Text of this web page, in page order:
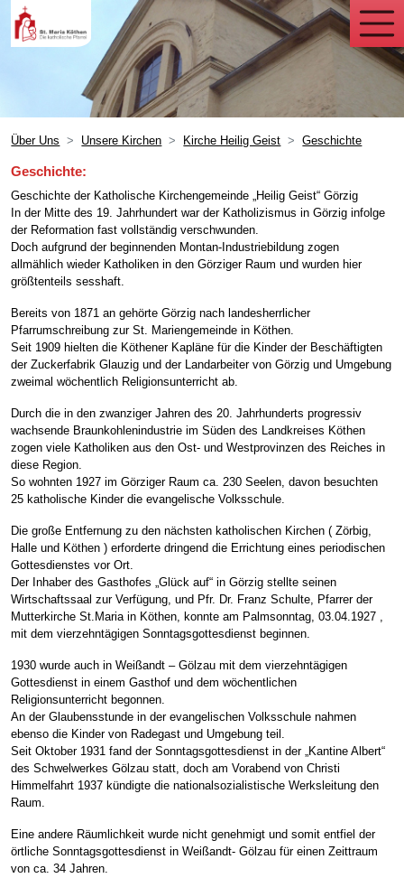
Über Uns Unsere Kirchen Kirche Heilig Geist Geschichte
Geschichte:
Geschichte der Katholische Kirchengemeinde „Heilig Geist“ Görzig
In der Mitte des 19. Jahrhundert war der Katholizismus in Görzig infolge
der Reformation fast vollständig verschwunden.
Doch aufgrund der beginnenden Montan-Industriebildung zogen
allmählich wieder Katholiken in den Görziger Raum und wurden hier
größtenteils sesshaft.
Bereits von 1871 an gehörte Görzig nach landesherrlicher
Pfarrumschreibung zur St. Mariengemeinde in Köthen.
Seit 1909 hielten die Köthener Kapläne für die Kinder der Beschäftigten
der Zuckerfabrik Glauzig und der Landarbeiter von Görzig und Umgebung
zweimal wöchentlich Religionsunterricht ab.
Durch die in den zwanziger Jahren des 20. Jahrhunderts progressiv
wachsende Braunkohlenindustrie im Süden des Landkreises Köthen
zogen viele Katholiken aus den Ost- und Westprovinzen des Reiches in
diese Region.
So wohnten 1927 im Görziger Raum ca. 230 Seelen, davon besuchten
25 katholische Kinder die evangelische Volksschule.
Die große Entfernung zu den nächsten katholischen Kirchen ( Zörbig,
Halle und Köthen ) erforderte dringend die Errichtung eines periodischen
Gottesdienstes vor Ort.
Der Inhaber des Gasthofes „Glück auf“ in Görzig stellte seinen
Wirtschaftssaal zur Verfügung, und Pfr. Dr. Franz Schulte, Pfarrer der
Mutterkirche St.Maria in Köthen, konnte am Palmsonntag, 03.04.1927 ,
mit dem vierzehntägigen Sonntagsgottesdienst beginnen.
1930 wurde auch in Weißandt – Gölzau mit dem vierzehntägigen
Gottesdienst in einem Gasthof und dem wöchentlichen
Religionsunterricht begonnen.
An der Glaubensstunde in der evangelischen Volksschule nahmen
ebenso die Kinder von Radegast und Umgebung teil.
Seit Oktober 1931 fand der Sonntagsgottesdienst in der „Kantine Albert“
des Schwelwerkes Gölzau statt, doch am Vorabend von Christi
Himmelfahrt 1937 kündigte die nationalsozialistische Werksleitung den
Raum.
Eine andere Räumlichkeit wurde nicht genehmigt und somit entfiel der
örtliche Sonntagsgottesdienst in Weißandt- Gölzau für einen Zeittraum
von ca. 34 Jahren.